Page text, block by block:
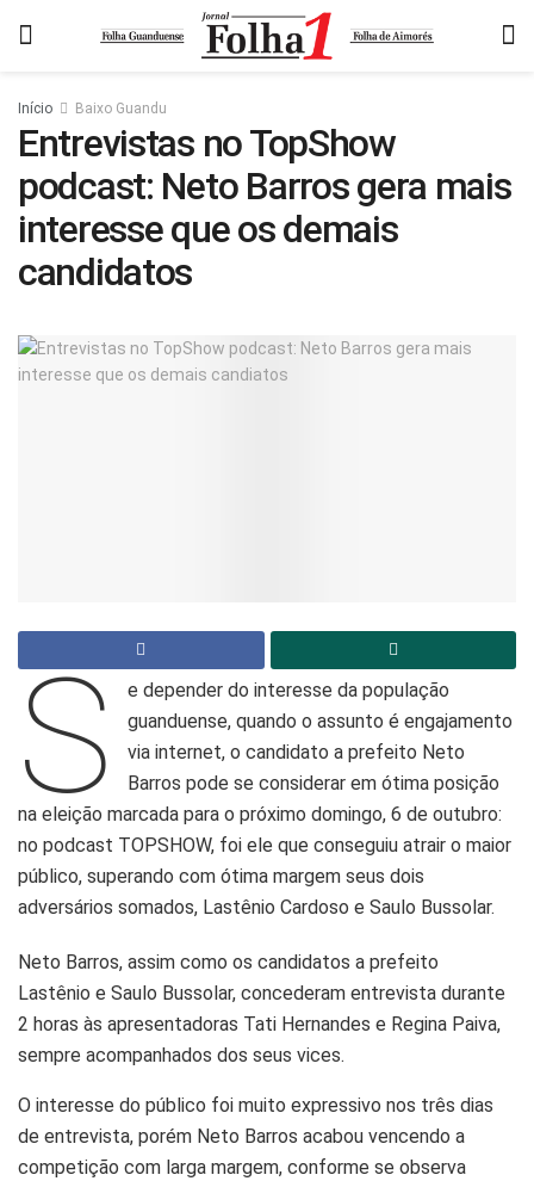
Início Baixo Guandu
Entrevistas no TopShow
podcast: Neto Barros gera mais
interesse que os demais
candidatos
S
e depender do interesse da população
guanduense, quando o assunto é engajamento
via internet, o candidato a prefeito Neto
Barros pode se considerar em ótima posição
na eleição marcada para o próximo domingo, 6 de outubro:
no podcast TOPSHOW, foi ele que conseguiu atrair o maior
público, superando com ótima margem seus dois
adversários somados, Lastênio Cardoso e Saulo Bussolar.
Neto Barros, assim como os candidatos a prefeito
Lastênio e Saulo Bussolar, concederam entrevista durante
2 horas às apresentadoras Tati Hernandes e Regina Paiva,
sempre acompanhados dos seus vices.
O interesse do público foi muito expressivo nos três dias
de entrevista, porém Neto Barros acabou vencendo a
competição com larga margem, conforme se observa